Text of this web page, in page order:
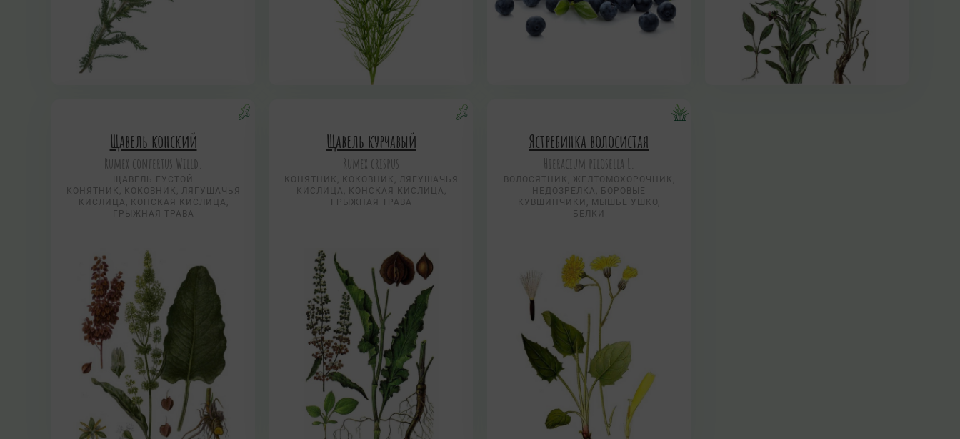
Щавель конский
Rumex confertus Willd.
ЩАВЕЛЬ ГУСТОЙ
КОНЯТНИК, КОКОВНИК, ЛЯГУШАЧЬЯ
КИСЛИЦА, КОНСКАЯ КИСЛИЦА,
ГРЫЖНАЯ ТРАВА
Щавель курчавый
Rumex crispus
КОНЯТНИК, КОКОВНИК, ЛЯГУШАЧЬЯ
КИСЛИЦА, КОНСКАЯ КИСЛИЦА,
ГРЫЖНАЯ ТРАВА
Ястребинка волосистая
Hieracium pilosella L.
ВОЛОСЯТНИК, ЖЕЛТОМОХОРОЧНИК,
НЕДОЗРЕЛКА, БОРОВЫЕ
КУВШИНЧИКИ, МЫШЬЕ УШКО,
БЕЛКИ